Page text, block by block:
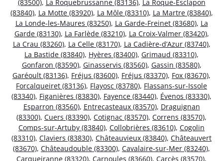
(83500), La Roquebrussanne (83136), La Roque-Esclapon
(83840), La Motte (83920), La Môle (83310), La Martre (83840),
La Londe-les-Maures (83250), La Garde-Freinet (83680), La
Garde (83130), La Farlède (83210), La Croix-Valmer (83420),
La Crau (83260), La Celle (83170), La Cadière-d’Azur (83740),
La Bastide (83840), Hyères (83400), Grimaud (83310),
Gonfaron (83590), Ginasservis (83560), Gassin (83580),
Garéoult (83136), Fréjus (83600), Fréjus (83370), Fox (83670),
Forcalqueiret (83136), Flayosc (83780), Flassans-sur-Issole
(83340), Figanières (83830), Fayence (83440), Évenos (83330),
Esparron (83560), Entrecasteaux (83570), Draguignan
(83300), Cuers (83390), Cotignac (83570), Correns (83570),
Comps-sur-Artuby (83840), Collobrières (83610), Cogolin
(83310), Claviers (83830), Châteauvieux (83840), Châteauvert
(83670), Châteaudouble (83300), Cavalaire-sur-Mer (83240),
Carqueiranne (83320), Carnoules (83660), Carcès (83570),